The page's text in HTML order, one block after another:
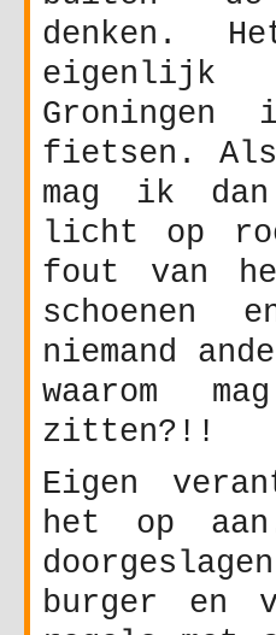
denken.
eigenlijk
fietsen.
mag ik
licht op
fout van
schoenen
niemand
waarom
zitten?!!
Eigen
het op
burger en